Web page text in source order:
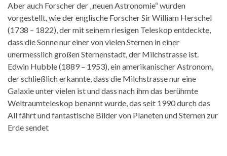
Aber auch Forscher der „neuen Astronomie“ wurden
vorgestellt, wie der englische Forscher Sir William Herschel
(1738 – 1822), der mit seinem riesigen Teleskop entdeckte,
dass die Sonne nur einer von vielen Sternen in einer
unermesslich großen Sternenstadt, der Milchstrasse ist.
Edwin Hubble (1889 – 1953), ein amerikanischer Astronom,
der schließlich erkannte, dass die Milchstrasse nur eine
Galaxie unter vielen ist und dass nach ihm das berühmte
Weltraumteleskop benannt wurde, das seit 1990 durch das
All fährt und fantastische Bilder von Planeten und Sternen zur
Erde sendet